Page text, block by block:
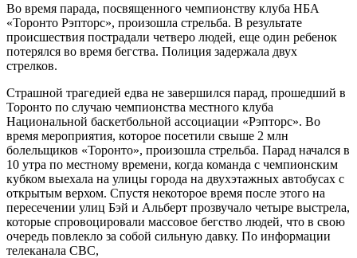
Во время парада, посвященного чемпионству клуба НБА
«Торонто Рэпторс», произошла стрельба. В результате
происшествия пострадали четверо людей, еще один ребенок
потерялся во время бегства. Полиция задержала двух
стрелков.
Страшной трагедией едва не завершился парад, прошедший в
Торонто по случаю чемпионства местного клуба
Национальной баскетбольной ассоциации «Рэпторс». Во
время мероприятия, которое посетили свыше 2 млн
болельщиков «Торонто», произошла стрельба. Парад начался в
10 утра по местному времени, когда команда с чемпионским
кубком выехала на улицы города на двухэтажных автобусах с
открытым верхом. Спустя некоторое время после этого на
пересечении улиц Бэй и Альберт прозвучало четыре выстрела,
которые спровоцировали массовое бегство людей, что в свою
очередь повлекло за собой сильную давку. По информации
телеканала CBC,